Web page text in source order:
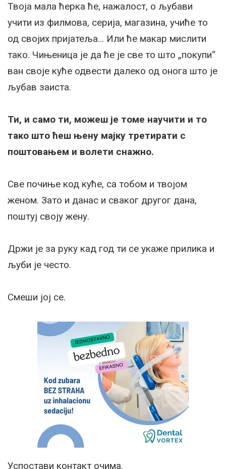
Твоја мала ћерка ће, нажалост, о љубави
учити из филмова, серија, магазина, учиће то
од својих пријатеља… Или ће макар мислити
тако. Чињеница је да ће је све то што „покупи“
ван своје куће одвести далеко од онога што је
љубав заиста.
Ти, и само ти, можеш је томе научити и то
тако што ћеш њену мајку третирати с
поштовањем и волети снажно.
Све почиње код куће, са тобом и твојом
женом. Зато и данас и сваког другог дана,
поштуј своју жену.
Држи је за руку кад год ти се укаже прилика и
љуби је често.
Смеши јој се.
Успостави контакт очима.